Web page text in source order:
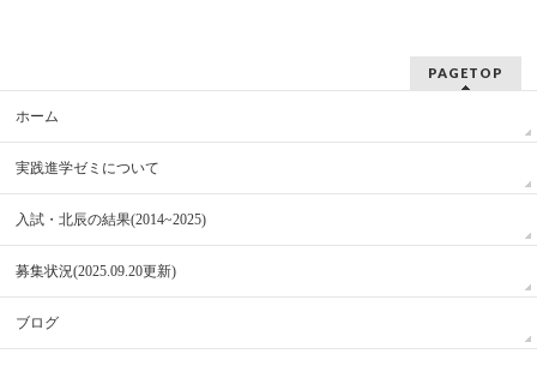
PAGETOP
ホーム
実践進学ゼミについて
入試・北辰の結果(2014~2025)
募集状況(2025.09.20更新)
ブログ